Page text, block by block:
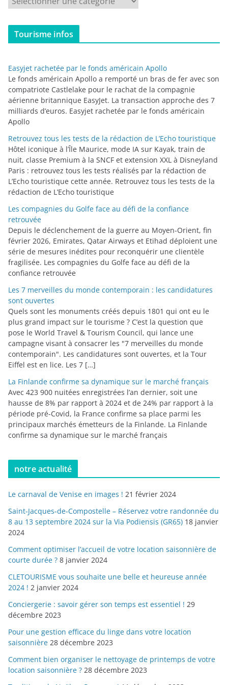
a
t
r
i
e
s
Tourisme infos
Easyjet rachetée par le fonds américain Apollo
Le fonds américain Apollo a remporté un bras de fer avec son
compatriote Castlelake pour le rachat de la compagnie
aérienne britannique EasyJet. La transaction approche des 7
milliards d’euros. Easyjet rachetée par le fonds américain
Apollo
Retrouvez tous les tests de la rédaction de L’Echo touristique
Hôtel iconique à l’Île Maurice, mode IA sur Kayak, train de
nuit, classe Premium à la SNCF et extension XXL à Disneyland
Paris : retrouvez tous les tests réalisés par la rédaction de
L’Echo touristique cette année. Retrouvez tous les tests de la
rédaction de L’Echo touristique
Les compagnies du Golfe face au défi de la confiance
retrouvée
Depuis le déclenchement de la guerre au Moyen-Orient, fin
février 2026, Emirates, Qatar Airways et Etihad déploient une
série de mesures inédites pour reconquérir une clientèle
fragilisée. Les compagnies du Golfe face au défi de la
confiance retrouvée
Les 7 merveilles du monde contemporain : les candidatures
sont ouvertes
Quels sont les monuments créés depuis 1801 qui ont eu le
plus grand impact sur le tourisme ? C’est la question que
pose le World Travel & Tourism Council, qui lance une
campagne visant à consacrer les "7 merveilles du monde
contemporain". Les candidatures sont ouvertes, et la Tour
Eiffel est en lice. Les 7 […]
La Finlande confirme sa dynamique sur le marché français
Avec 423 900 nuitées enregistrées l’an dernier, soit une
hausse de 8% par rapport à 2024 et de 24% par rapport à la
période pré-Covid, la France confirme sa place parmi les
principaux marchés émetteurs de la Finlande. La Finlande
confirme sa dynamique sur le marché français
notre actualité
Le carnaval de Venise en images ! 21 février 2024
Saint-Jacques-de-Compostelle – Réservez votre randonnée du
8 au 13 septembre 2024 sur la Via Podiensis (GR65) 18 janvier
2024
Comment optimiser l’accueil de votre location saisonnière de
courte durée ? 8 janvier 2024
CLETOURISME vous souhaite une belle et heureuse année
2024 ! 2 janvier 2024
Conciergerie : savoir gérer son temps est essentiel ! 29
décembre 2023
Pour une gestion efficace du linge dans votre location
saisonnière 28 décembre 2023
Comment bien organiser le nettoyage de printemps de votre
location saisonnière ? 28 décembre 2023